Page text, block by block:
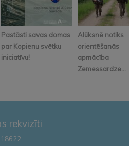
Pastāsti savas domas
par Kopienu svētku
iniciatīvu!
Alūksnē notiks
orientēšanās
apmācība
Zemessardze...
rekvizīti